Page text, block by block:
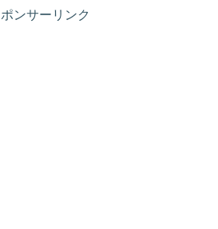
ンサーリンク